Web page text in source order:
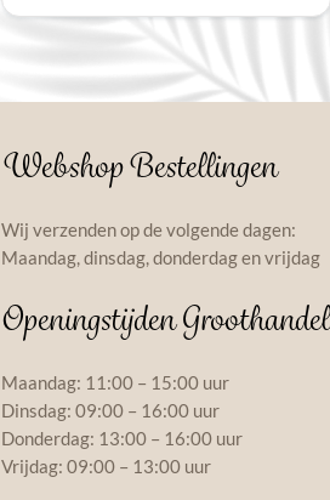
was:
is:
Webshop Bestellingen
Wij verzenden op de volgende dagen:
Maandag, dinsdag, donderdag en vrijdag
Openingstijden Groothandel
Maandag: 11:00 – 15:00 uur
Dinsdag: 09:00 – 16:00 uur
Donderdag: 13:00 – 16:00 uur
Vrijdag: 09:00 – 13:00 uur